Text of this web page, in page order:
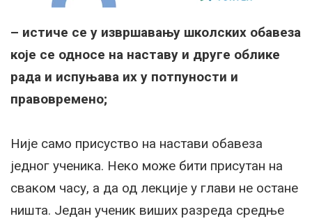
– истиче се у извршавању школских обавеза
које се односе на наставу и друге облике
рада и испуњава их у потпуности и
правовремено;
Није само присуство на настави обавеза
једног ученика. Неко може бити присутан на
сваком часу, а да од лекције у глави не остане
ништа. Један ученик виших разреда средње